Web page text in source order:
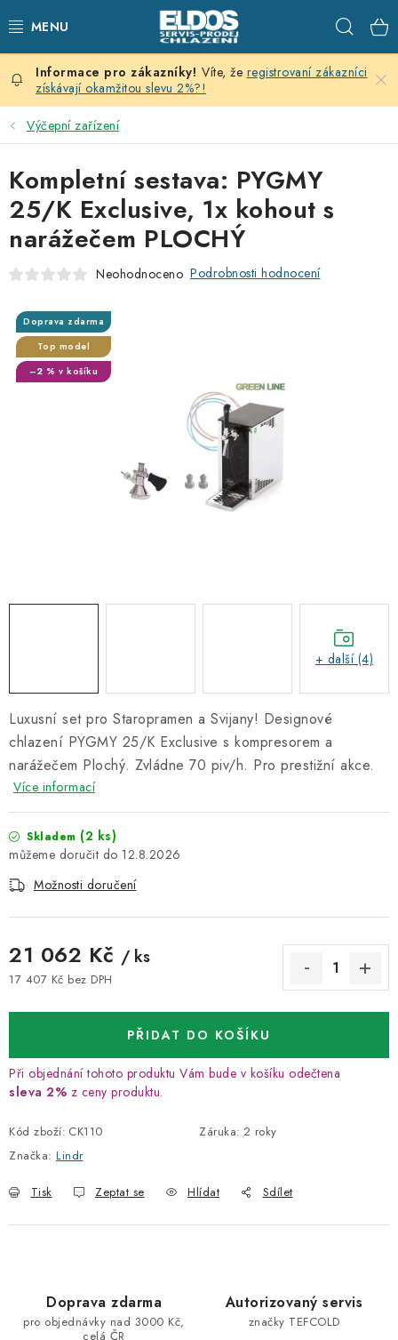
na
PRODEJNÍ CHLAZENÍ
SKLADOVACÍ CHLAZENÍ
CHLAZENÍ PRO PŘÍPRAVU
VÝČEPNÍ ZAŘÍZENÍ
KLIMATIZACE
ZNAČKY
Proč zvolit TEFCOLD
Kontakty
Obchodní podmínky
Víte, že registrovaní zákazníci
získávají okamžitou slevu 2%?!
Výčepní zařízení
Luxusní set pro Staropramen a Svijany! Designové
chlazení PYGMY 25/K Exclusive s kompresorem a
narážečem Plochý. Zvládne 70 piv/h. Pro prestižní akce.
Více informací
Skladem (2 ks)
12.8.2026
Možnosti doručení
21 062 Kč / ks
17 407 Kč bez DPH
PŘIDAT DO KOŠÍKU
Při objednání tohoto produktu Vám bude v košíku odečtena
sleva 2% z ceny produktu.
Kód zboží: CK110 Záruka: 2 roky
Značka: Lindr
Tisk Zeptat se Hlídat Sdílet
Kompletní sestava: PYGMY
25/K Exclusive, 1x kohout s
narážečem PLOCHÝ
Neohodnoceno Podrobnosti hodnocení
Doprava zdarma
Top model
–2 % v košíku
+ další (4)
Doprava zdarma
pro objednávky nad 3000 Kč,
celá ČR
Autorizovaný servis
značky TEFCOLD